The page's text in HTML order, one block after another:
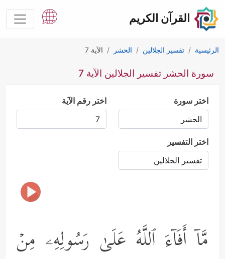
القرآن الكريم
الرئيسية تفسير الجلالين الحشر الآية 7
سورة الحشر تفسير الجلالين الآية 7
اختر سورة اختر رقم الآية
اختر التفسير
مَّاۤ أَفَاۤءَ ٱللَّهُ عَلَىٰ رَسُولِهِۦ مِنۡ